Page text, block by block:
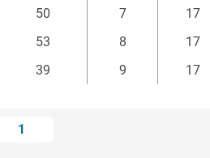
50 7 17
53 8 17
39 9 17
1